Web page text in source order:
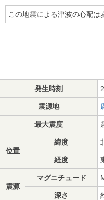
この地震による津波の心配は
発生時刻
震源地
最大震度
位置
緯度
経度
震源
マグニチュード
深さ